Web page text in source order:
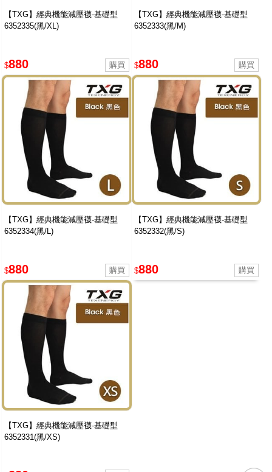
【TXG】經典機能減壓襪-基礎型
6352335(黑/XL)
$880
【TXG】經典機能減壓襪-基礎型
6352333(黑/M)
$880
【TXG】經典機能減壓襪-基礎型
6352334(黑/L)
$880
【TXG】經典機能減壓襪-基礎型
6352332(黑/S)
$880
【TXG】經典機能減壓襪-基礎型
6352331(黑/XS)